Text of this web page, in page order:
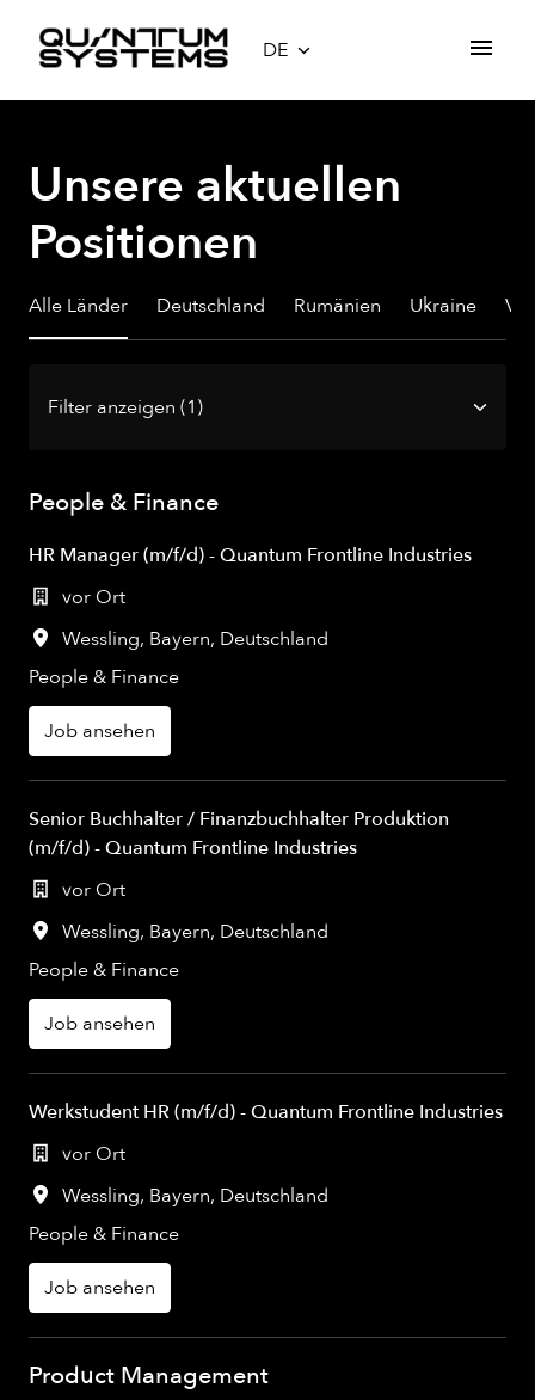
Inhalt
springen
Startseite DE
Unsere aktuellen
Positionen
Alle Länder Deutschland Rumänien Ukraine
Filter anzeigen (1)
People & Finance
HR Manager (m/f/d) - Quantum Frontline Industries
vor Ort
Wessling, Bayern, Deutschland
People & Finance
Job ansehen
Senior Buchhalter / Finanzbuchhalter Produktion
(m/f/d) - Quantum Frontline Industries
vor Ort
Wessling, Bayern, Deutschland
People & Finance
Job ansehen
Werkstudent HR (m/f/d) - Quantum Frontline Industries
vor Ort
Wessling, Bayern, Deutschland
People & Finance
Job ansehen
Product Management